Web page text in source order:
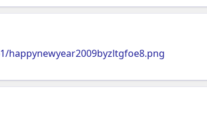
happynewyear2009byzltgfoe8.png